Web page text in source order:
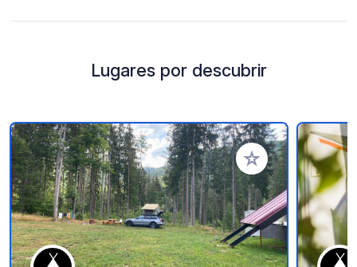
Lugares por descubrir
Añadir a tus